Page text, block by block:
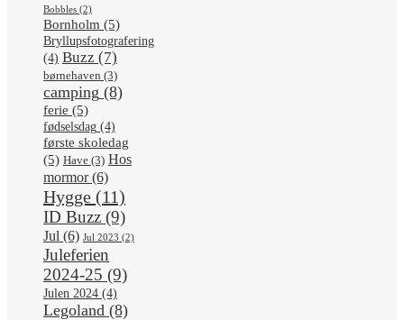
Bobbles (2)
Bornholm (5)
Bryllupsfotografering
(4) Buzz (7)
børnehaven (3)
camping (8)
ferie (5)
fødselsdag (4)
første skoledag
(5) Have (3) Hos
mormor(6)
Hygge (11)
ID Buzz (9)
Jul (6) Jul 2023 (2)
Juleferien
2024-25 (9)
Julen 2024 (4)
Legoland (8)